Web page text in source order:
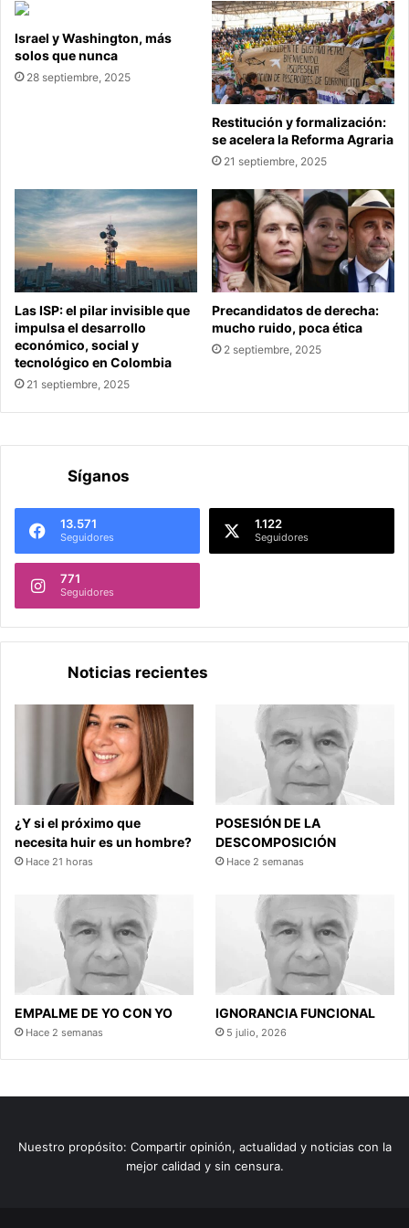
Israel y Washington, más
solos que nunca
28 septiembre, 2025
Restitución y formalización:
se acelera la Reforma Agraria
21 septiembre, 2025
Las ISP: el pilar invisible que
impulsa el desarrollo
económico, social y
tecnológico en Colombia
21 septiembre, 2025
Precandidatos de derecha:
mucho ruido, poca ética
2 septiembre, 2025
Síganos
13.571
Seguidores
1.122
Seguidores
771
Seguidores
Noticias recientes
¿Y si el próximo que
necesita huir es un hombre?
Hace 21 horas
POSESIÓN DE LA
DESCOMPOSICIÓN
Hace 2 semanas
EMPALME DE YO CON YO
Hace 2 semanas
IGNORANCIA FUNCIONAL
5 julio, 2026
Nuestro propósito: Compartir opinión, actualidad y noticias con la
mejor calidad y sin censura.